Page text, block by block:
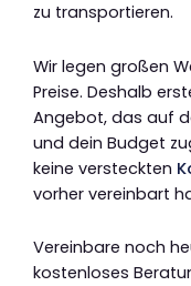
zu transportieren.
Wir legen großen
Preise. Deshalb
Angebot, das auf
und dein Budget
keine versteckten
vorher vereinbart
Vereinbare noch
kostenloses